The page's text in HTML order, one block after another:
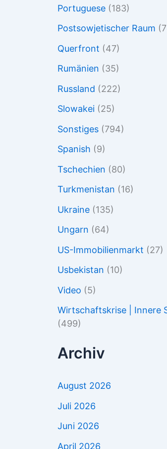
Portuguese (183)
Postsowjetischer Raum
Querfront (47)
Rumänien (35)
Russland (222)
Slowakei (25)
Sonstiges (794)
Spanish (9)
Tschechien (80)
Turkmenistan (16)
Ukraine (135)
Ungarn (64)
US-Immobilienmarkt (27)
Usbekistan (10)
Video (5)
Wirtschaftskrise | Innere
(499)
Archiv
August 2026
Juli 2026
Juni 2026
April 2026